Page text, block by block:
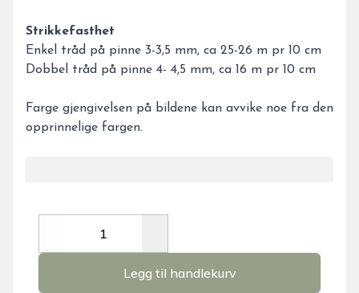
Strikkefasthet
Enkel tråd på pinne 3-3,5 mm, ca 25-26 m pr 10 cm
Dobbel tråd på pinne 4- 4,5 mm, ca 16 m pr 10 cm
Farge gjengivelsen på bildene kan avvike noe fra den
opprinnelige fargen.
Decrease
Legg til handlekurv